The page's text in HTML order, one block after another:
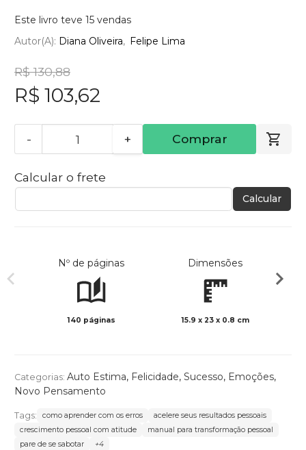
Este livro teve 15 vendas
Autor(a): Diana Oliveira Felipe Lima
R$ 130,88
R$ 103,62
- + Comprar
Calcular o frete
Calcular
Nº de páginas
140 páginas
Dimensões
15.9 x 23 x 0.8 cm
Categorias: Auto Estima, Felicidade, Sucesso, Emoções,
Novo Pensamento
Tags: como aprender com os erros
acelere seus resultados pessoais
crescimento pessoal com atitude
manual para transformação pessoal
pare de se sabotar
+4